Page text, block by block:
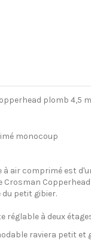
plomb 4,5
monocoup
à air comprimé est
Crosman Copperhead
du petit gibier.
réglable à deux
raviera petit et